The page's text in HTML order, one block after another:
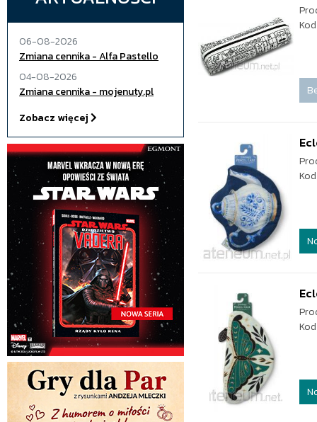
06-08-2026
Zmiana cennika - Alfa Pastello
04-08-2026
Zmiana cennika - mojenuty.pl
Zobacz więcej